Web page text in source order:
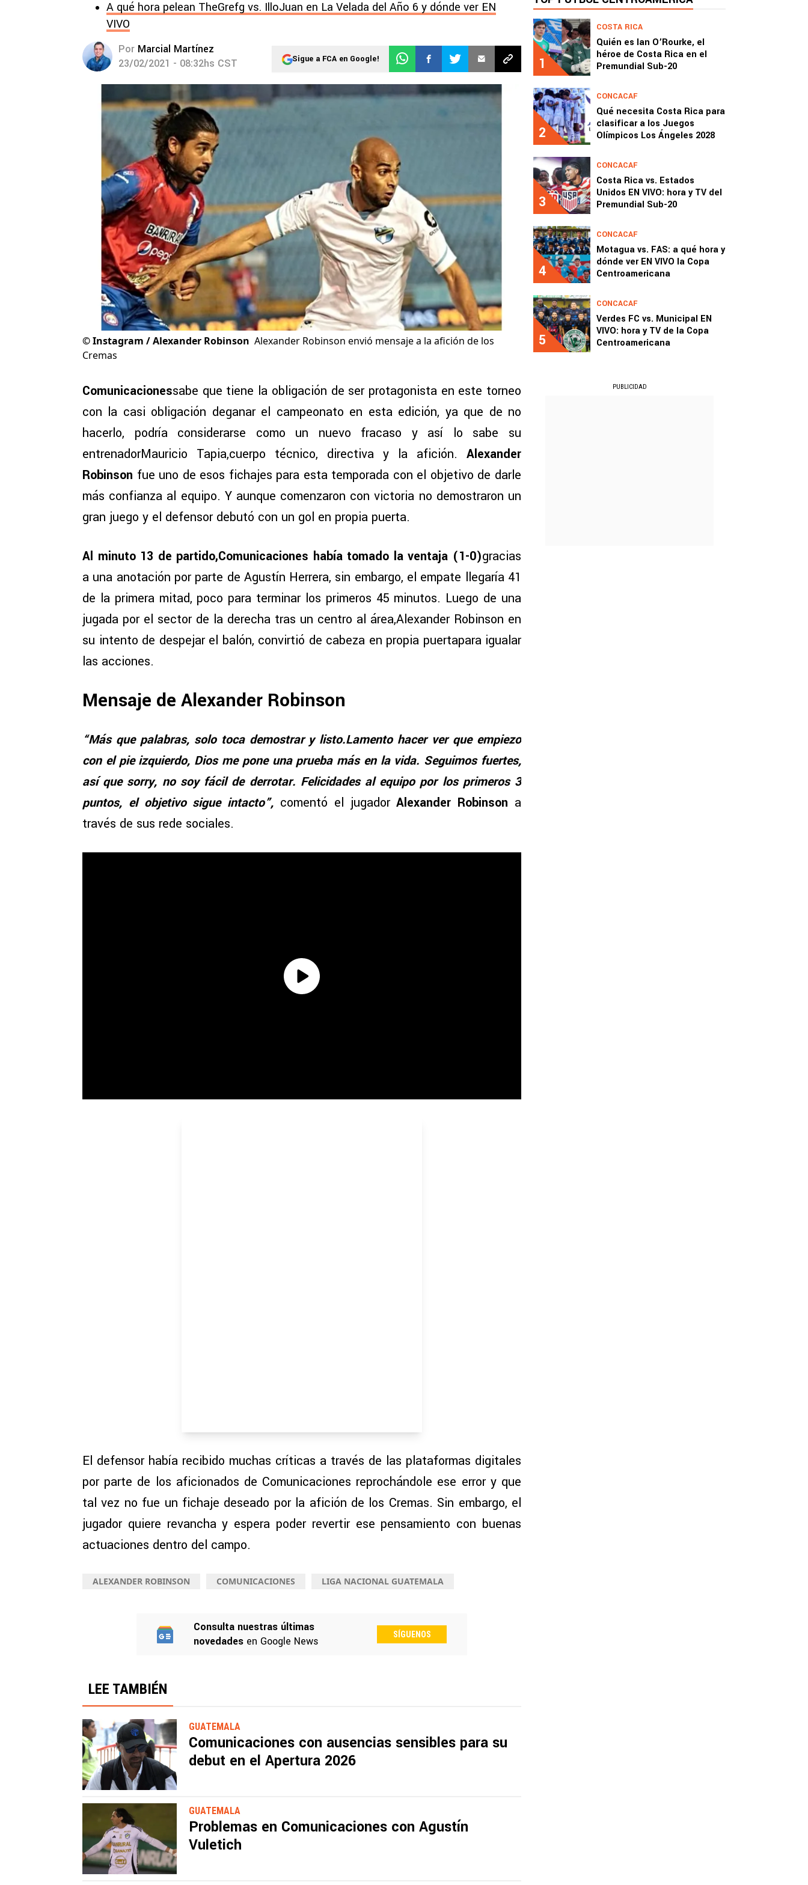
A qué hora pelean TheGrefg vs. IlloJuan en La Velada del Año 6 y dónde ver EN
VIVO
Por Marcial Martínez
23/02/2021 - 08:32hs CST
Sigue a FCA en Google!
©Instagram / Alexander Robinson Alexander Robinson envió mensaje a la afición de los
Cremas
Comunicacionessabe que tiene la obligación de ser protagonista en este torneo
con la casi obligación deganar el campeonato en esta edición, ya que de no
hacerlo, podría considerarse como un nuevo fracaso y así lo sabe su
entrenadorMauricio Tapia,cuerpo técnico, directiva y la afición. Alexander
Robinson fue uno de esos fichajes para esta temporada con el objetivo de darle
más confianza al equipo. Y aunque comenzaron con victoria no demostraron un
gran juego y el defensor debutó con un gol en propia puerta.
Al minuto 13 de partido,Comunicaciones había tomado la ventaja (1-0)gracias
a una anotación por parte de Agustín Herrera, sin embargo, el empate llegaría 41
de la primera mitad, poco para terminar los primeros 45 minutos. Luego de una
jugada por el sector de la derecha tras un centro al área,Alexander Robinson en
su intento de despejar el balón, convirtió de cabeza en propia puertapara igualar
las acciones.
Mensaje de Alexander Robinson
“Más que palabras, solo toca demostrar y listo.Lamento hacer ver que empiezo
con el pie izquierdo, Dios me pone una prueba más en la vida. Seguimos fuertes,
así que sorry, no soy fácil de derrotar. Felicidades al equipo por los primeros 3
puntos, el objetivo sigue intacto”, comentó el jugadorAlexander Robinson a
través de sus rede sociales.
El defensor había recibido muchas críticas a través de las plataformas digitales
por parte de los aficionados de Comunicaciones reprochándole ese error y que
tal vez no fue un fichaje deseado por la afición de los Cremas. Sin embargo, el
jugador quiere revancha y espera poder revertir ese pensamiento con buenas
actuaciones dentro del campo.
ALEXANDER ROBINSON COMUNICACIONES LIGA NACIONAL GUATEMALA
Consulta nuestras últimas
novedades en Google News
SÍGUENOS
LEE TAMBIÉN
GUATEMALA
Comunicaciones con ausencias sensibles para su
debut en el Apertura 2026
GUATEMALA
Problemas en Comunicaciones con Agustín
Vuletich
1
COSTA RICA
Quién es Ian O’Rourke, el
héroe de Costa Rica en el
Premundial Sub-20
2
CONCACAF
Qué necesita Costa Rica para
clasificar a los Juegos
Olímpicos Los Ángeles 2028
3
CONCACAF
Costa Rica vs. Estados
Unidos EN VIVO: hora y TV del
Premundial Sub-20
4
CONCACAF
Motagua vs. FAS: a qué hora y
dónde ver EN VIVO la Copa
Centroamericana
5
CONCACAF
Verdes FC vs. Municipal EN
VIVO: hora y TV de la Copa
Centroamericana
PUBLICIDAD